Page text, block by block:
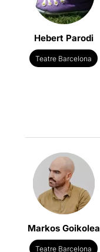
Hebert Parodi
Teatre Barcelona
Markos Goikolea
Teatre Barcelona